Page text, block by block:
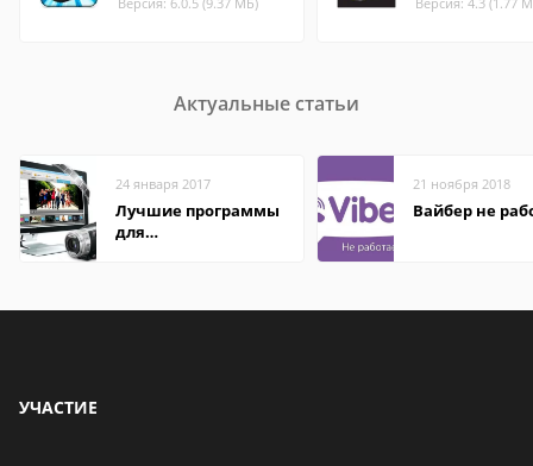
Актуальные статьи
24 января 2017
Лучшие программы
для
21 ноября 2018
Вайбер не
УЧАСТИЕ